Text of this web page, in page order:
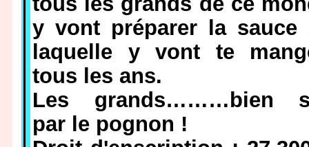
y vont préparer la sauce
laquelle y vont te
tous les ans.
Les grands………bien
par le pognon !